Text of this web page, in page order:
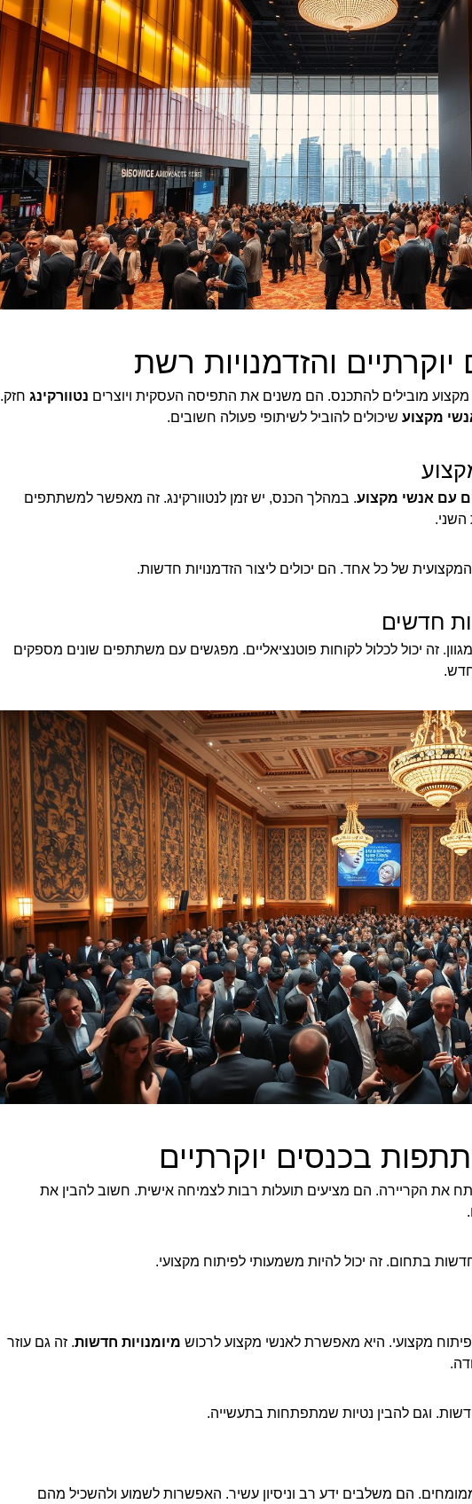
יוקרתיים והזדמנויות רשת
מובילים להתכנס. הם משנים את התפיסה העסקית ויוצרים נטוורקינג חזק.
מקצוע שיכולים להוביל לשיתופי פעולה חשובים.
עם אנשי מקצוע. במהלך הכנס, יש זמן לנטוורקינג. זה מאפשר למשתתפים
השני.
של כל אחד. הם יכולים ליצור הזדמנויות חדשות.
חדשים
זה יכול לכלול לקוחות פוטנציאליים. מפגשים עם משתתפים שונים מספקים
בכנסים יוקרתיים
את הקריירה. הם מציעים תועלות רבות לצמיחה אישית. חשוב להבין את
בתחום. זה יכול להיות משמעותי לפיתוח מקצועי.
מקצועי. היא מאפשרת לאנשי מקצוע לרכוש מיומנויות חדשות. זה גם עוזר
וגם להבין נטיות שמתפתחות בתעשייה.
הם משלבים ידע רב וניסיון עשיר. האפשרות לשמוע ולהשכיל מהם